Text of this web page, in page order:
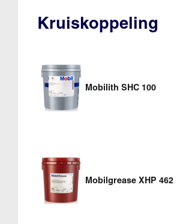
Kruiskoppeling
Mobilith SHC 100
Mobilgrease XHP 462